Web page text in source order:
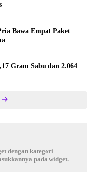
Bawa Empat Paket
Gram Sabu dan 2.064
dengan kategori
pada widget.